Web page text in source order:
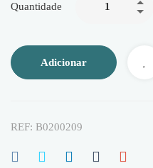
Quantidade
Adicionar
REF: B0200209